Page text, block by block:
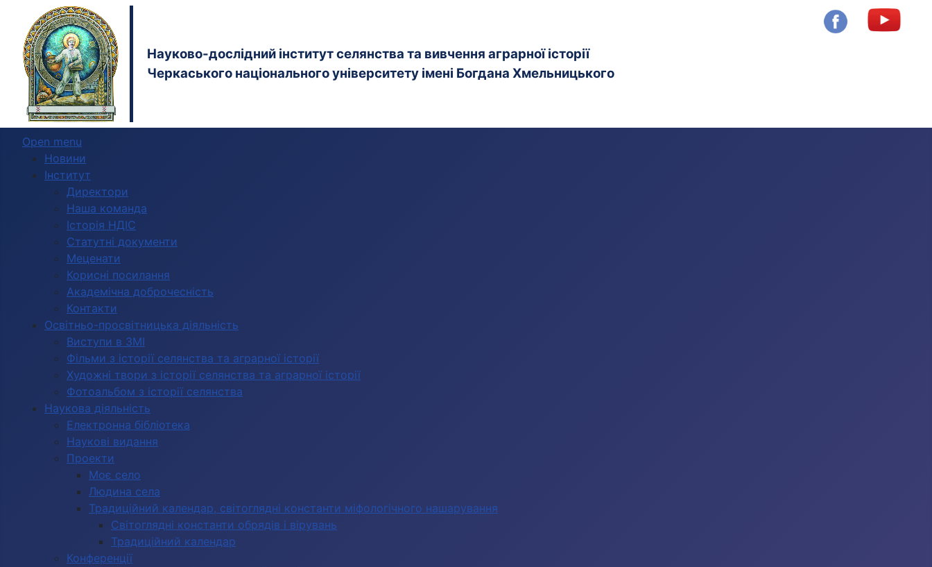
Науково-дослідний інститут селянства та вивчення аграрної історії
Черкаського національного університету імені Богдана Хмельницького
Open menu
Новини
Інститут
Директори
Наша команда
Історія НДІС
Статутні документи
Меценати
Корисні посилання
Академічна доброчесність
Контакти
Освітньо-просвітницька діяльність
Виступи в ЗМІ
Фільми з історії селянства та аграрної історії
Художні твори з історії селянства та аграрної історії
Фотоальбом з історії селянства
Наукова діяльність
Електронна бібліотека
Наукові видання
Проекти
Моє село
Людина села
Традиційний календар, світоглядні константи міфологічного нашарування
Світоглядні константи обрядів і вірувань
Традиційний календар
Конференції